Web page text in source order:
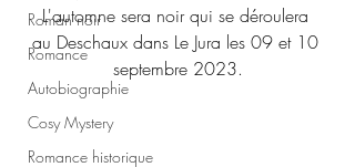
Roman noir
Romance
Autobiographie
Cosy Mystery
Romance historique
L'automne sera noir qui se déroulera
au Deschaux dans Le Jura les 09 et 10
septembre 2023.